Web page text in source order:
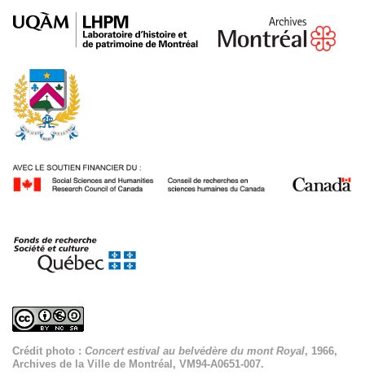
Crédit photo : Concert estival au belvédère du mont Royal, 1966,
Archives de la Ville de Montréal, VM94-A0651-007.